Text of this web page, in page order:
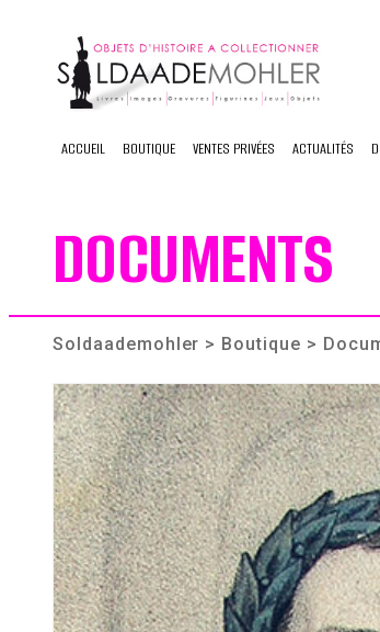
content
ACCUEIL BOUTIQUE VENTES PRIVÉES ACTUALITÉS
DOCUMENTS
Soldaademohler > Boutique >